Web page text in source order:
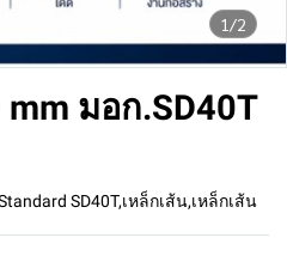
1/2
มอก.SD40T
SD40T,เหล็กเส้น,เหล็กเส้น